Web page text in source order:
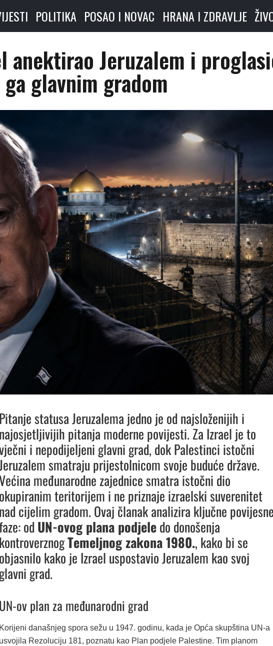
POLITIKA POSAO I NOVAC HRANA I ZDRAVLJE
anektirao Jeruzalem i
ga glavnim gradom
Pitanje statusa Jeruzalema jedno je od najsloženijih i
najosjetljivijih pitanja moderne povijesti. Za Izrael je to
i nepodijeljeni glavni grad, dok Palestinci istočni
smatraju prijestolnicom svoje buduće države.
međunarodne zajednice smatra istočni dio
okupiranim teritorijem i ne priznaje izraelski suverenitet
nad cijelim gradom. Ovaj članak analizira ključne povijesne
od UN-ovog plana podjeledo donošenja
kontroverznogTemeljnog zakona 1980., kako bi se
objasnilo kako je Izrael uspostavio Jeruzalem kao svoj
glavni grad.
UN-ov plan za međunarodni grad
Korijeni današnjeg spora sežu u 1947. godinu, kada je Opća skupština UN-a
usvojila Rezoluciju 181, poznatu kao Plan podjele Palestine. Tim planom